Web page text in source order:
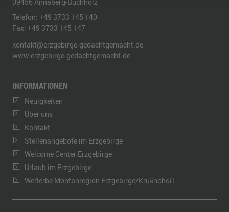
Telefon: +49 3733 145 140
Fax: +49 3733 145 147
kontakt@erzgebirge-gedachtgemacht.de
www.erzgebirge-gedachtgemacht.de
INFORMATIONEN
Neuigkeiten
Über uns
Kontakt
Stellenangebote im Erzgebirge
Welcome Center Erzgebirge
Urlaub im Erzgebirge
Welterbe Montanregion Erzgebirge/Krušnohoří